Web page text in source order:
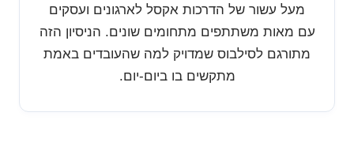
מעל עשור של הדרכות אקסל לארגונים ועסקים
עם מאות משתתפים מתחומים שונים. הניסיון הזה
מתורגם לסילבוס שמדויק למה שהעובדים באמת
מתקשים בו ביום-יום.